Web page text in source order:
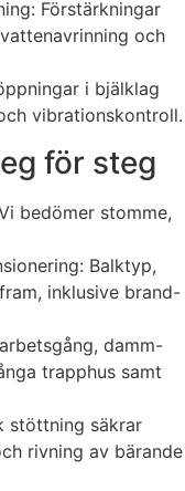
Förstärkningar
och
i bjälklag
vibrationskontroll.
för steg
bedömer stomme,
Balktyp,
inklusive brand-
damm-
trapphus samt
stöttning säkrar
rivning av bärande